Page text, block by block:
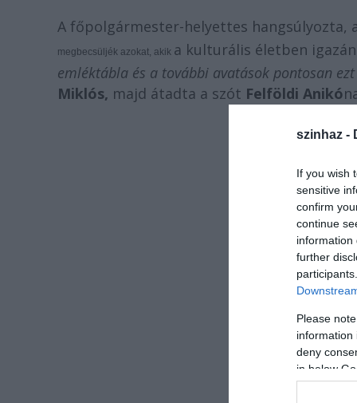
szinhaz -
If you wish
sensitive
confirm
continue
information
further
Please
information
deny
in below
A főpolgármester-helyettes hangsúlyozta,
megbecsüljék azokat, akik a kulturális életben
emléktábla és a további avatások pontosan
Miklós, majd átadta a szót Felföldi Anikó